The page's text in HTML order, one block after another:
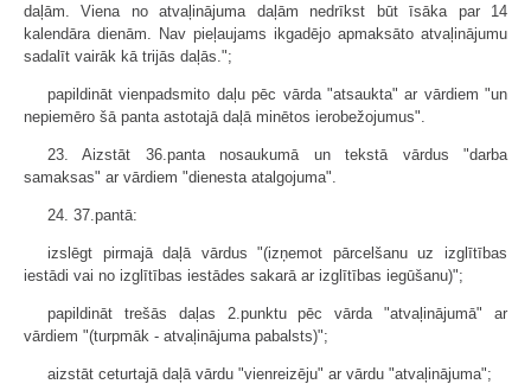
daļām. Viena no atvaļinājuma daļām nedrīkst būt īsāka par 14
kalendāra dienām. Nav pieļaujams ikgadējo apmaksāto atvaļinājumu
sadalīt vairāk kā trijās daļās.";
papildināt vienpadsmito daļu pēc vārda "atsaukta" ar vārdiem "un
nepiemēro šā panta astotajā daļā minētos ierobežojumus".
23. Aizstāt 36.panta nosaukumā un tekstā vārdus "darba
samaksas" ar vārdiem "dienesta atalgojuma".
24. 37.pantā:
izslēgt pirmajā daļā vārdus "(izņemot pārcelšanu uz izglītības
iestādi vai no izglītības iestādes sakarā ar izglītības iegūšanu)";
papildināt trešās daļas 2.punktu pēc vārda "atvaļinājumā" ar
vārdiem "(turpmāk - atvaļinājuma pabalsts)";
aizstāt ceturtajā daļā vārdu "vienreizēju" ar vārdu "atvaļinājuma";